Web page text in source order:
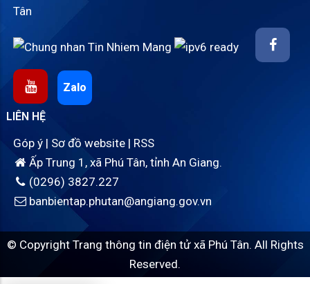
Tân
Zalo
LIÊN HỆ
Góp ý | Sơ đồ website | RSS
Ấp Trung 1, xã Phú Tân, tỉnh An Giang.
(0296) 3827.227
banbientap.phutan@angiang.gov.vn
© Copyright Trang thông tin điện tử xã Phú Tân. All Rights
Reserved.